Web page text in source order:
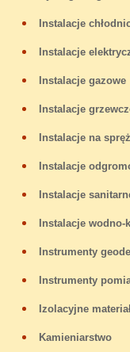
Instalacje
Instalacje
Instalacje gazowe
Instalacje
Instalacje na
Instalacje
Instalacje
Instalacje wodno-
Instrumenty
Instrumenty
Izolacyjne
Kamieniarstwo